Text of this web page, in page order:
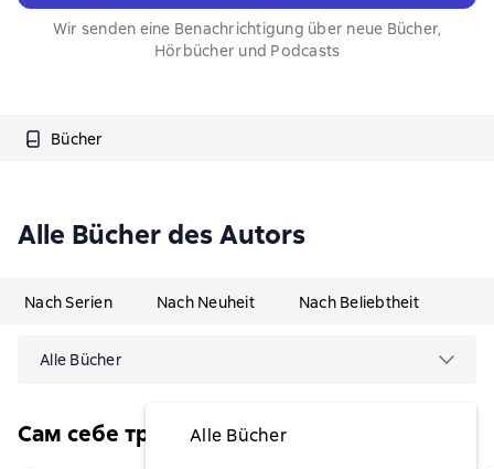
Wir senden eine Benachrichtigung über neue Bücher,
Hörbücher und Podcasts
Bücher
Alle Bücher des Autors
Nach Serien Nach Neuheit Nach Beliebtheit
Alle Bücher
Alle Bücher
Сам себе тренер